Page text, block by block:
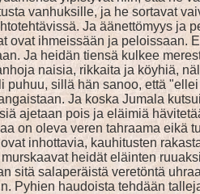
vanhuksille, ja he sortavat
Ja äänettömyys ja
ihmeissään ja
Ja heidän tiensä kulkee
naisia, rikkaita ja köyhiä,
sillä hän sanoo, että
Ja koska Jumala
ajetaan pois ja eläimiä
on oleva veren tahraama eikä
inhottavia, kauhitusten
heidät eläinten
salaperäistä veretöntä
Pyhien haudoista tehdään